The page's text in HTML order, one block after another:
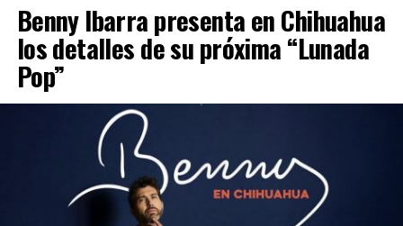
Benny Ibarra presenta en Chihuahua
los detalles de su próxima “Lunada
Pop”